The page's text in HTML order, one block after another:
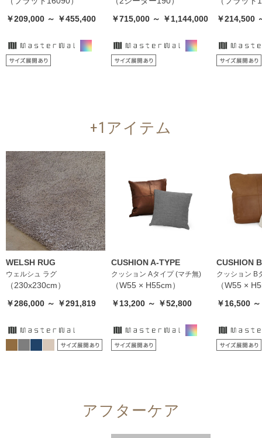
￥209,000 ～ ￥455,400
￥715,000 ～ ￥1,144,000
￥214,500
+1アイテム
WELSH RUG
ウェルシュ ラグ
（230x230cm）
￥286,000 ～ ￥291,819
CUSHION A-TYPE
クッション Aタイプ (マチ無)
（W55 × H55cm）
￥13,200 ～ ￥52,800
CUSHION
クッション B
（W55 ×
￥16,500
アフターケア